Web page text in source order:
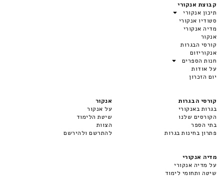
קבוצת אנקורי
תיכון אנקורי
סטודיו אנקורי
מדיה אנקורי
אנקור
קורסי הבגרות
אנקוריזום
חנות הספרים
על אודות
יום הזכרון
קורסי הבגרות
בגרות באנקורי
הקורסים שלנו
בתי הספר
פתרון בחינות בגרות
אנקור
על אנקור
שיטת הלימוד
הצוות
להתרשם ולהירשם
מדיה אנקורי
על מדיה אנקורי
שיטה ותחומי לימוד